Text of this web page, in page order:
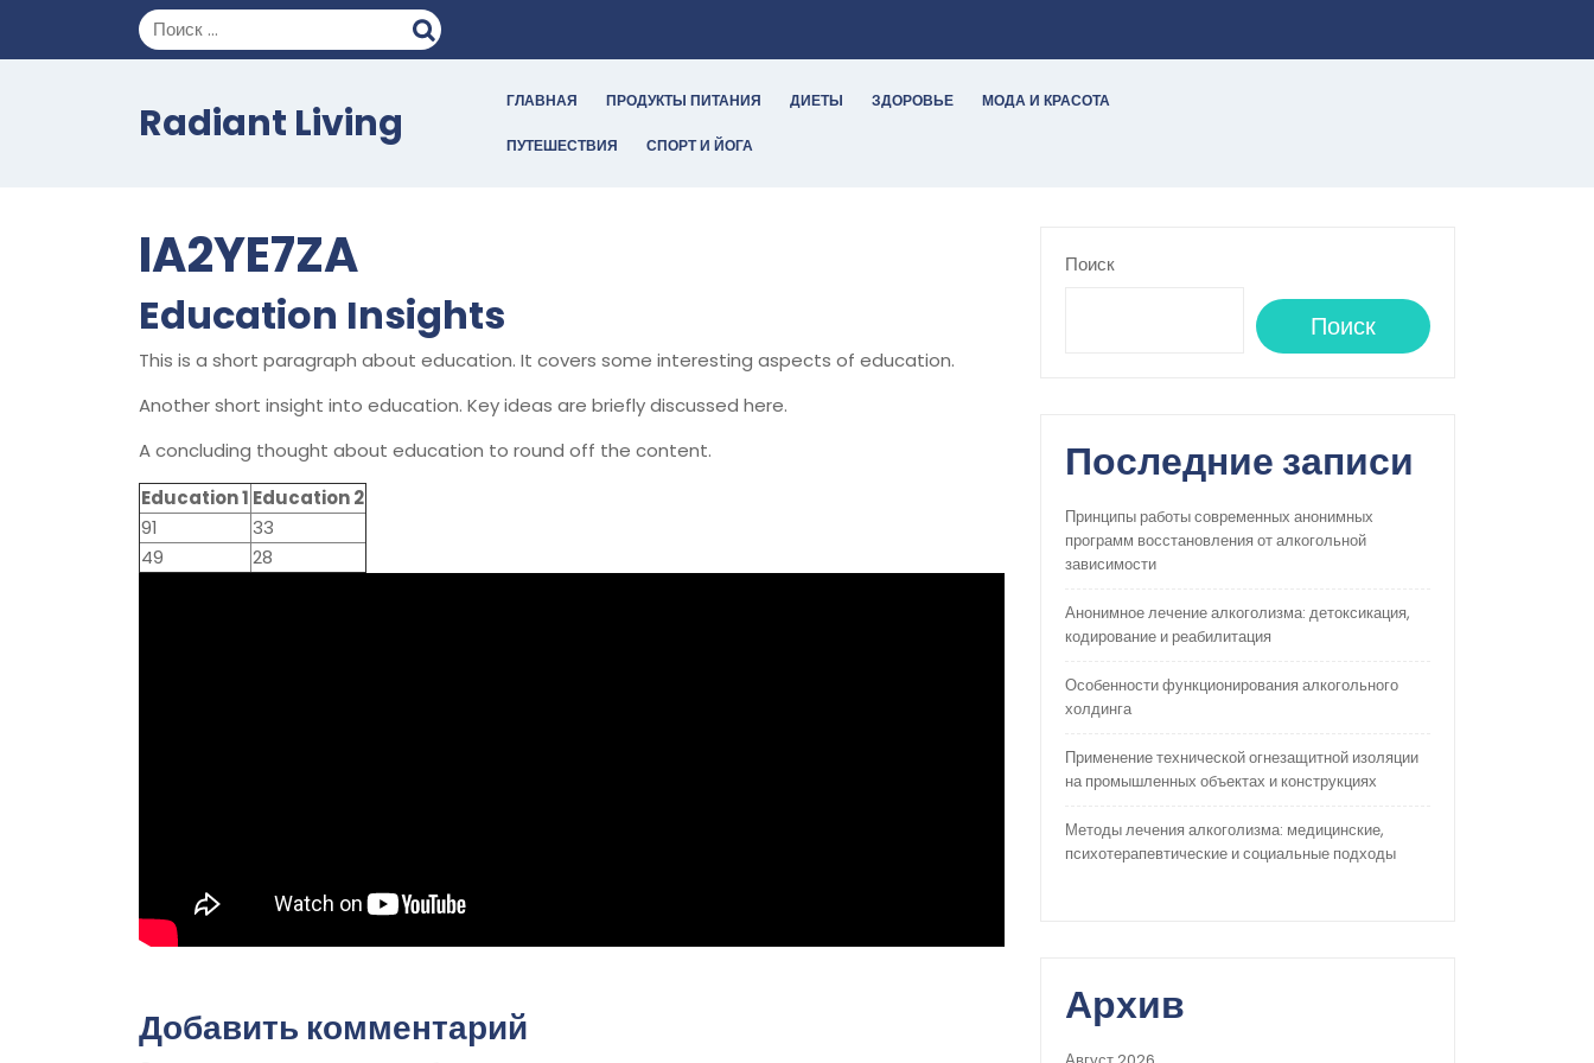
содержимому
Radiant Living ГЛАВНАЯ ПРОДУКТЫ ПИТАНИЯ ДИЕТЫ ЗДОРОВЬЕ МОДА И КРАСОТА
ПУТЕШЕСТВИЯ СПОРТ И ЙОГА
IA2YE7ZA
Education Insights
This is a short paragraph about education. It covers some interesting aspects of education.
Another short insight into education. Key ideas are briefly discussed here.
A concluding thought about education to round off the content.
Education 1 Education 2
91
33
49
28
Добавить комментарий
Поиск
Поиск
Последние записи
Принципы работы современных анонимных
программ восстановления от алкогольной
зависимости
Анонимное лечение алкоголизма: детоксикация,
кодирование и реабилитация
Особенности функционирования алкогольного
холдинга
Применение технической огнезащитной изоляции
на промышленных объектах и конструкциях
Методы лечения алкоголизма: медицинские,
психотерапевтические и социальные подходы
Архив